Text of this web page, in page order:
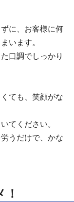
に、お客様に何
います。
口調でしっかり
ても、笑顔がな
てください。
うだけで、かな